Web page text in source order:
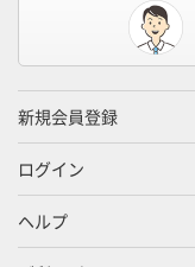
新規会員登録
ログイン
ヘルプ